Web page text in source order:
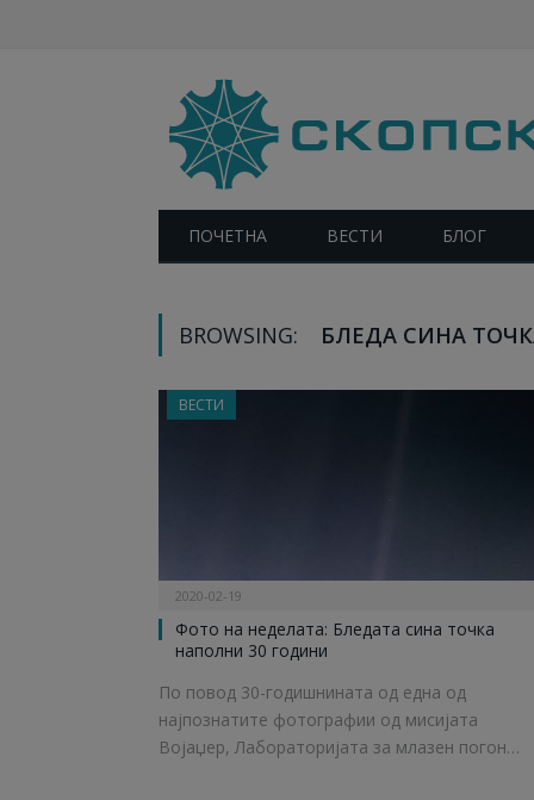
ПОЧЕТНА ВЕСТИ БЛОГ
BROWSING: БЛЕДА СИНА
ВЕСТИ
2020-02-19
Фото на неделата: Бледата сина точка
наполни 30 години
По повод 30-годишнината од една од
најпознатите фотографии од мисијата
Војаџер, Лабораторијата за млазен погон…